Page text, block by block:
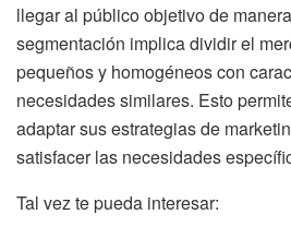
llegar al público objetivo de
segmentación implica dividir el
pequeños y homogéneos con
necesidades similares. Esto
adaptar sus estrategias de
satisfacer las necesidades
Tal vez te pueda interesar: